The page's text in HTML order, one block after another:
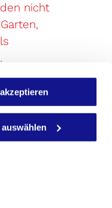
nicht